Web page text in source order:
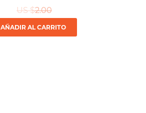
US $2.00
AÑADIR AL CARRITO